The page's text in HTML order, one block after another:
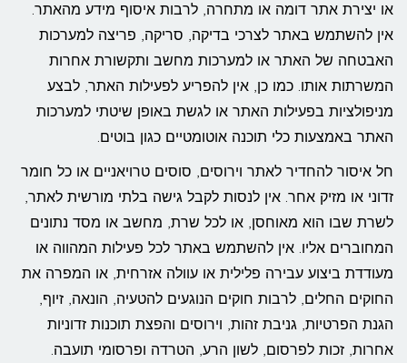
או יצירת אתר דומה או מתחרה, לרבות איסוף מידע מהאתר.
אין להשתמש באתר לצרכי בדיקה, סריקה, פריצה למערכות
האבטחה של האתר או למערכות מחשב ותקשורת אחרות
המשרתות אותו. כמו כן, אין להפריע לפעילות האתר, לבצע
מניפולציות בפעילות האתר או לגשת באופן שיטתי למערכות
האתר באמצעות כלי תוכנה אוטומטיים כגון בוטים.
חל איסור להחדיר לאתר וירוסים, סוסים טרויאניים או כל חומר
זדוני או מזיק אחר. אין לנסות לקבל גישה בלתי מורשית לאתר,
לשרת שבו הוא מאוחסן, או לכל שרת, מחשב או מסד נתונים
המחוברים אליו. אין להשתמש באתר לכל פעילות המהווה או
מעודדת ביצוע עבירה פלילית או עוולה אזרחית, או המפרה את
החוקים החלים, לרבות חוקים הנוגעים להטעיה, הונאה, זיוף,
הגנת הפרטיות, גניבת זהות, וירוסים והפצת תוכנות זדוניות
אחרות, זכות לפרסום, לשון הרע, הטרדה ופרסומי תועבה.